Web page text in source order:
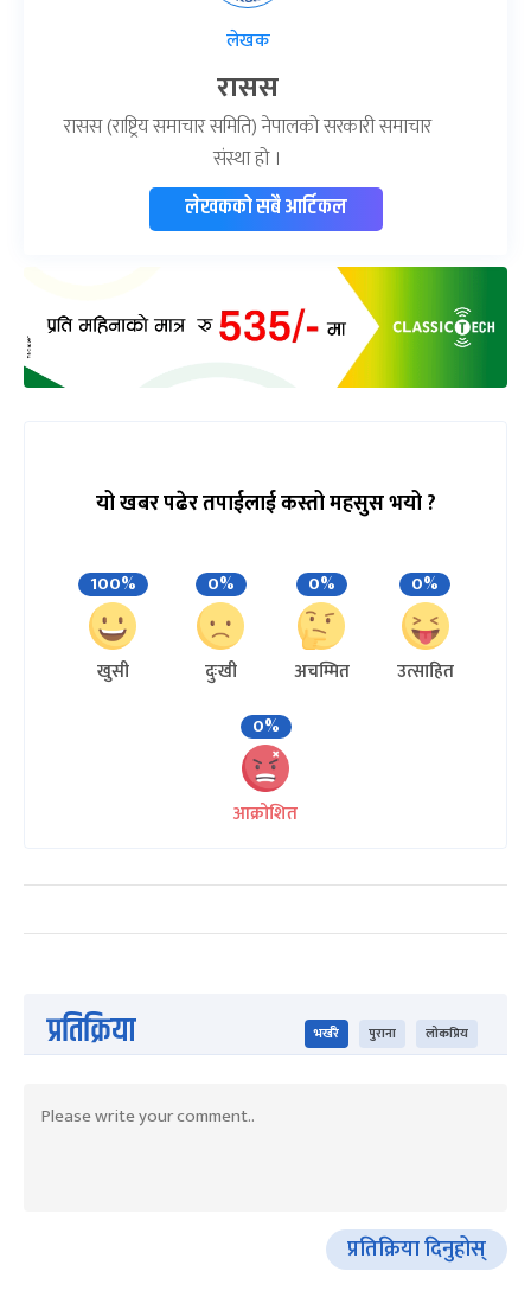
लेखक
रासस
रासस (राष्ट्रिय समाचार समिति) नेपालको सरकारी समाचार
संस्था हो ।
लेखकको सबै आर्टिकल
यो खबर पढेर तपाईलाई कस्तो महसुस भयो ?
100%
खुसी
0%
दुःखी
0%
अचम्मित
0%
उत्साहित
0%
आक्रोशित
प्रतिक्रिया भर्खरै पुराना लोकप्रिय
प्रतिक्रिया दिनुहोस्